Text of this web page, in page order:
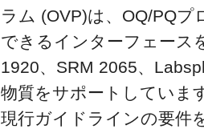
ラム (OVP)は、OQ/PQ
できるインターフェース
1920、SRM 2065、
物質をサポートしていま
現行ガイドラインの要件